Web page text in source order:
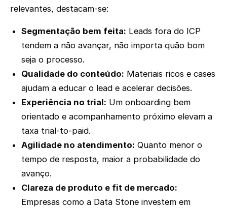
relevantes, destacam-se:
Segmentação bem feita: Leads fora do ICP
tendem a não avançar, não importa quão bom
seja o processo.
Qualidade do conteúdo: Materiais ricos e cases
ajudam a educar o lead e acelerar decisões.
Experiência no trial: Um onboarding bem
orientado e acompanhamento próximo elevam a
taxa trial-to-paid.
Agilidade no atendimento: Quanto menor o
tempo de resposta, maior a probabilidade do
avanço.
Clareza de produto e fit de mercado:
Empresas como a Data Stone investem em